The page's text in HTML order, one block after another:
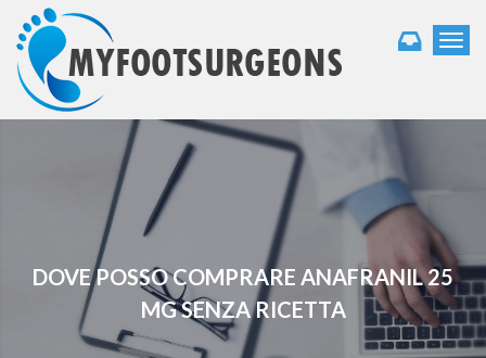
T
i
g
a
t
i
o
DOVE POSSO COMPRARE ANAFRANIL 25
MG SENZA RICETTA